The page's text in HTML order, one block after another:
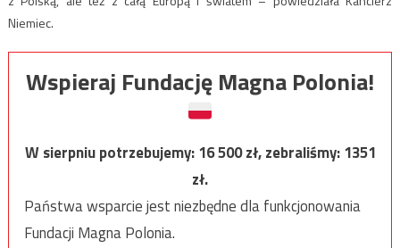
Niemiec.
Wspieraj Fundację Magna Polonia!
W sierpniu potrzebujemy:16 500zł, zebraliśmy:1351
zł.
Państwa wsparcie jest niezbędne dla funkcjonowania
Fundacji Magna Polonia.